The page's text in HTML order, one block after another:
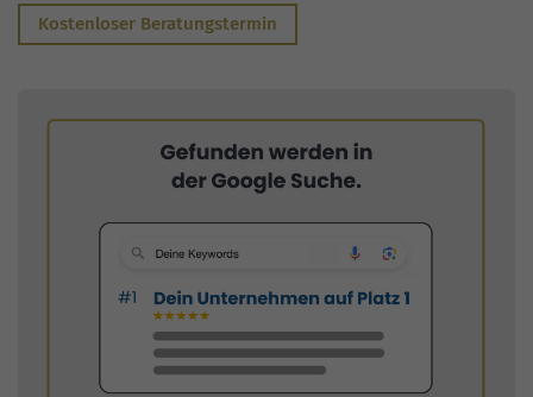
Kostenloser Beratungstermin